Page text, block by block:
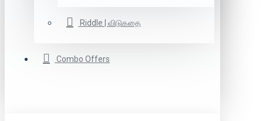
Riddle | விடுகதை
Combo Offers